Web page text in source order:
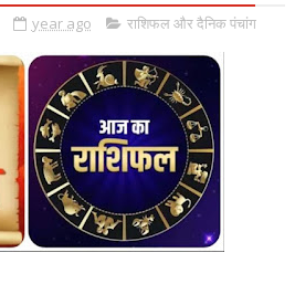
year ago राशिफल और दैनिक पंचांग